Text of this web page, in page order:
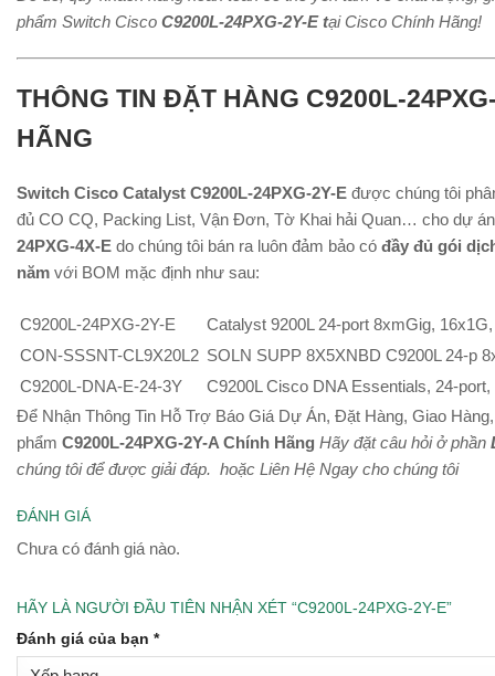
phẩm Switch Cisco C9200L-24PXG-2Y-E tại Cisco Chính Hãng!
THÔNG TIN ĐẶT HÀNG C9200L-
HÃNG
Switch Cisco Catalyst C9200L-24PXG-2Y-E được chúng tôi
đủ CO CQ, Packing List, Vận Đơn, Tờ Khai hải Quan… cho dự
24PXG-4X-E do chúng tôi bán ra luôn đảm bảo có đầy đủ gói
năm với BOM mặc định như sau:
C9200L-24PXG-2Y-E
Catalyst 9200L 24-port 8xmGig,
CON-SSSNT-CL9X20L2 SOLN SUPP 8X5XNBD C9200L 24-p
C9200L-DNA-E-24-3Y
C9200L Cisco DNA Essentials, 24-
Để Nhận Thông Tin Hỗ Trợ Báo Giá Dự Án, Đặt Hàng, Giao
phẩm C9200L-24PXG-2Y-A Chính Hãng Hãy đặt câu hỏi ở phần
chúng tôi để được giải đáp. hoặc Liên Hệ Ngay cho chúng tôi
ĐÁNH GIÁ
Chưa có đánh giá nào.
HÃY LÀ NGƯỜI ĐẦU TIÊN NHẬN XÉT “C9200L-24PXG-2Y-E”
Đánh giá của bạn *